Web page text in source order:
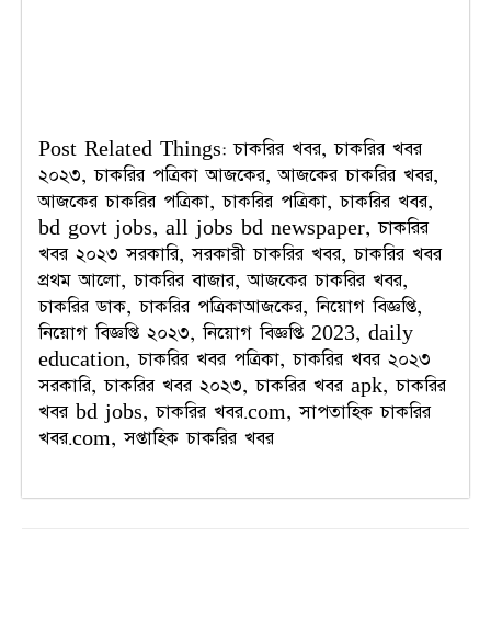
Post Related Things: চাকরির খবর, চাকরির খবর
২০২৩, চাকরির পত্রিকা আজকের, আজকের চাকরির খবর,
আজকের চাকরির পত্রিকা, চাকরির পত্রিকা, চাকরির খবর,
bd govt jobs, all jobs bd newspaper, চাকরির
খবর ২০২৩ সরকারি, সরকারী চাকরির খবর, চাকরির খবর
প্রথম আলো, চাকরির বাজার, আজকের চাকরির খবর,
চাকরির ডাক, চাকরির পত্রিকাআজকের, নিয়োগ বিজ্ঞপ্তি,
নিয়োগ বিজ্ঞপ্তি ২০২৩, নিয়োগ বিজ্ঞপ্তি 2023, daily
education, চাকরির খবর পত্রিকা, চাকরির খবর ২০২৩
সরকারি, চাকরির খবর ২০২৩, চাকরির খবর apk, চাকরির
খবর bd jobs, চাকরির খবর.com, সাপতাহিক চাকরির
খবর.com, সপ্তাহিক চাকরির খবর